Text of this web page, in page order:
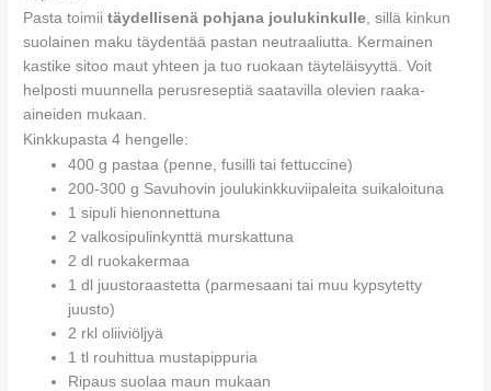
Pasta toimiitäydellisenä pohjana joulukinkulle , sillä kinkun
suolainen maku täydentää pastan neutraaliutta. Kermainen
kastike sitoo maut yhteen ja tuo ruokaan täyteläisyyttä. Voit
helposti muunnella perusreseptiä saatavilla olevien raaka-
aineiden mukaan.
Kinkkupasta 4 hengelle:
400 g pastaa (penne, fusilli tai fettuccine)
200-300 g Savuhovin joulukinkkuviipaleita suikaloituna
1 sipuli hienonnettuna
2 valkosipulinkynttä murskattuna
2 dl ruokakermaa
1 dl juustoraastetta (parmesaani tai muu kypsytetty
juusto)
2 rkl oliiviöljyä
1 tl rouhittua mustapippuria
Ripaus suolaa maun mukaan